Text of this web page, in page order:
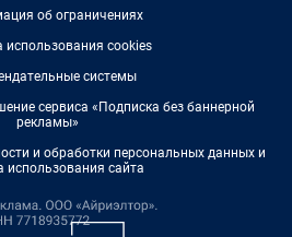
об ограничениях
использования cookies
системы
сервиса «Подписка без баннерной
рекламы»
и обработки персональных данных и
использования сайта